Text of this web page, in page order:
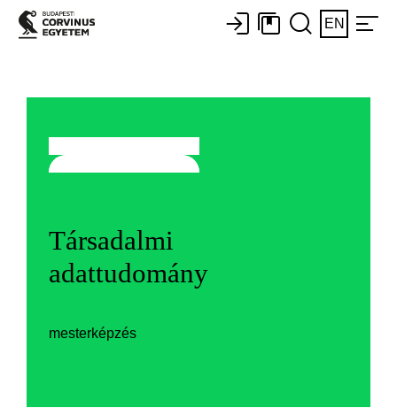
EN
Társadalmi
adattudomány
mesterképzés